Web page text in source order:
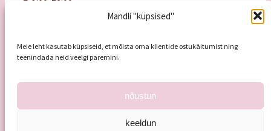
Mandli "küpsised"
Meie leht kasutab küpsiseid, et mõista oma klientide ostukäitumist ning
teenindada neid veelgi paremini.
nõustun
keeldun
Privaatsuspoliitika
Mandli kinkekaart